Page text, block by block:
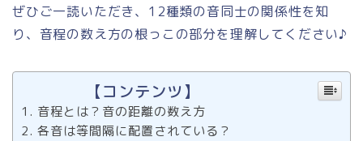
ぜひご一読いただき、12種類の音同士の関係性を知
り、音程の数え方の根っこの部分を理解してください♪
【コンテンツ】
音程とは？音の距離の数え方
各音は等間隔に配置されている？